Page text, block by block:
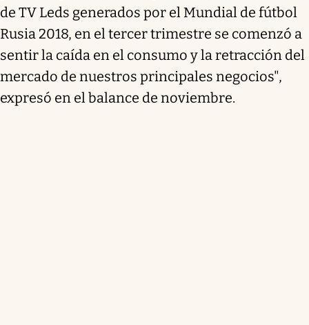
de TV Leds generados por el Mundial de fútbol
Rusia 2018, en el tercer trimestre se comenzó a
sentir la caída en el consumo y la retracción del
mercado de nuestros principales negocios",
expresó en el balance de noviembre.